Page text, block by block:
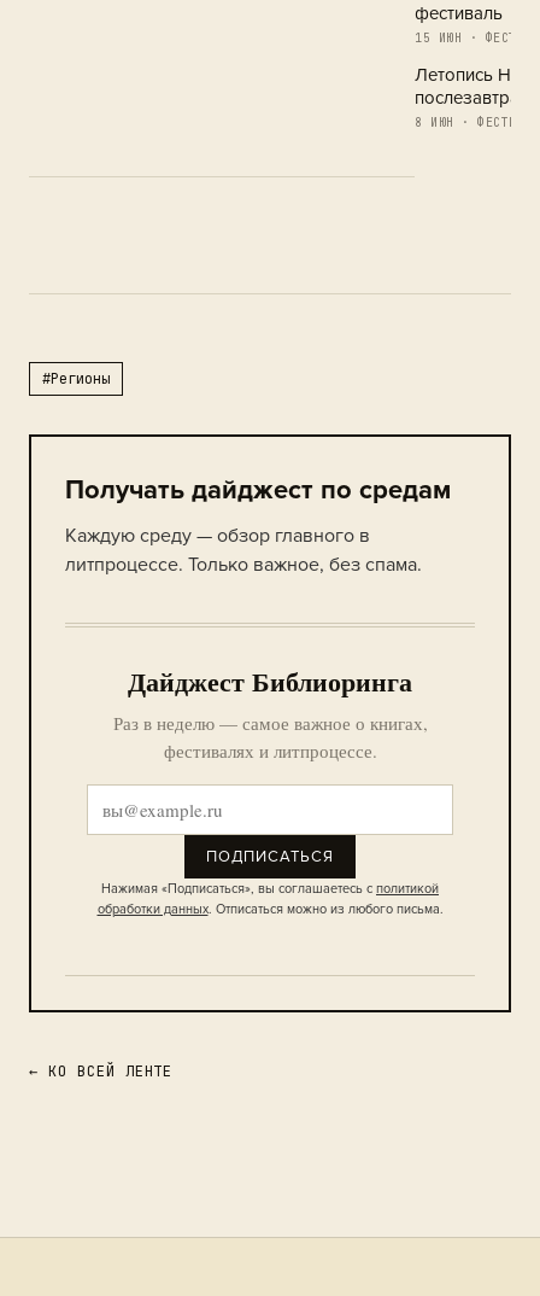
фестиваль
15 ИЮН ·
Летопись
послезавтра
8 ИЮН ·
#Регионы
Получать дайджест по средам
Каждую среду — обзор главного в
литпроцессе. Только важное, без спама.
Дайджест Библиоринга
Раз в неделю — самое важное о книгах,
фестивалях и литпроцессе.
ПОДПИСАТЬСЯ
Нажимая «Подписаться», вы соглашаетесь с политикой
обработки данных. Отписаться можно из любого письма.
← КО ВСЕЙ ЛЕНТЕ